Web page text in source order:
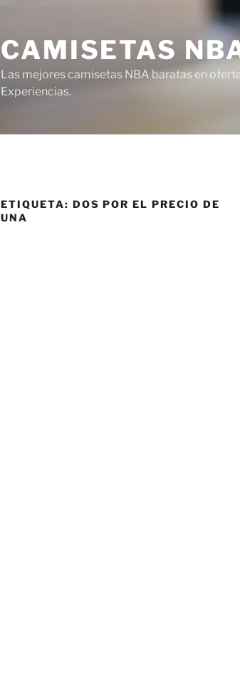
CAMISETAS
Las mejores camisetas NBA baratas en
Experiencias.
ETIQUETA: DOS POR EL PRECIO DE
UNA